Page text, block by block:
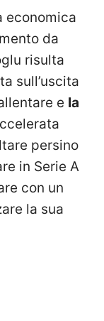
economica
da
risulta
sull’uscita
e la
persino
in Serie A
con un
la sua